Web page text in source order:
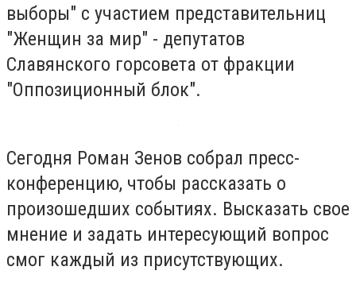
выборы" с участием представительниц
"Женщин за мир" - депутатов
Славянского горсовета от фракции
"Оппозиционный блок".
Сегодня Роман Зенов собрал пресс-
конференцию, чтобы рассказать о
произошедших событиях. Высказать свое
мнение и задать интересующий вопрос
смог каждый из присутствующих.